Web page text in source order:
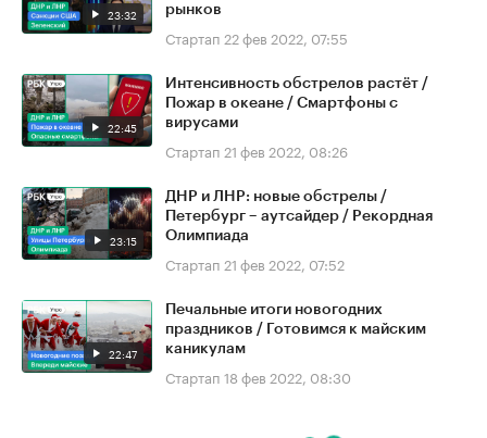
23:32
рынков
Стартап 22 фев 2022, 07:55
22:45
Интенсивность обстрелов растёт /
Пожар в океане / Смартфоны с
вирусами
Стартап 21 фев 2022, 08:26
23:15
ДНР и ЛНР: новые обстрелы /
Петербург – аутсайдер / Рекордная
Олимпиада
Стартап 21 фев 2022, 07:52
22:47
Печальные итоги новогодних
праздников / Готовимся к майским
каникулам
Стартап 18 фев 2022, 08:30